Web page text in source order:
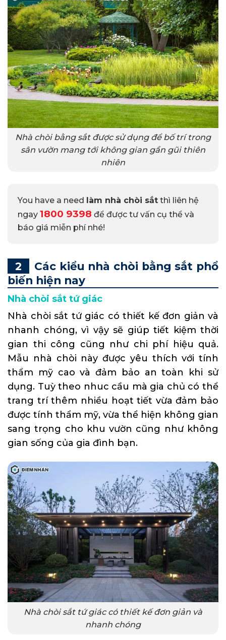
Nhà chòi bằng sắt được sử dụng để bố trí trong
sân vườn mang tới không gian gần gũi thiên
nhiên
You have a need làm nhà chòi sắt thì liên hệ
ngay 1800 9398 để được tư vấn cụ thể và
báo giá miễn phí nhé!
Các kiểu nhà chòi bằng sắt phổ
biến hiện nay
Nhà chòi sắt tứ giác
Nhà chòi sắt tứ giác có thiết kế đơn giản và
nhanh chóng, vì vậy sẽ giúp tiết kiệm thời
gian thi công cũng như chi phí hiệu quả.
Mẫu nhà chòi này được yêu thích với tính
thẩm mỹ cao và đảm bảo an toàn khi sử
dụng. Tuỳ theo nhuc cầu mà gia chủ có thể
trang trí thêm nhiều hoạt tiết vừa đảm bảo
được tính thẩm mỹ, vừa thể hiện không gian
sang trọng cho khu vườn cũng như không
gian sống của gia đình bạn.
Nhà chòi sắt tứ giác có thiết kế đơn giản và
nhanh chóng